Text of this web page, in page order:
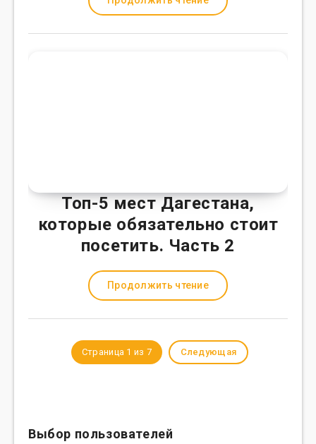
Топ-5 мест Дагестана,
которые обязательно стоит
посетить. Часть 2
Продолжить чтение
Страница 1 из 7 Следующая
Выбор пользователей